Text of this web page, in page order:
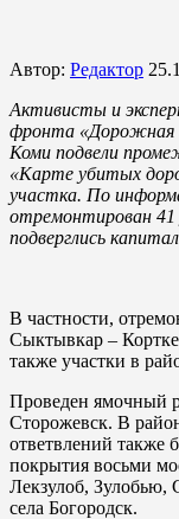
Автор: Редактор
Активисты и
фронта «Дорожная
Коми подвели
«Карте убитых
участка. По
отремонтирован 41
подверглись
В частности,
Сыктывкар –
также участки в
Проведен ямочный
Сторожевск. В
ответвлений также
покрытия восьми
Лекзулоб, Зулобью,
села Богородск.